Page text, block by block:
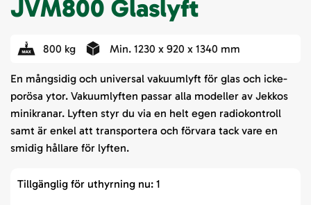
JVM800 Glaslyft
800 kg Min. 1230 x 920 x 1340 mm
En mångsidig och universal vakuumlyft för glas och icke-
porösa ytor. Vakuumlyften passar alla modeller av Jekkos
minikranar. Lyften styr du via en helt egen radiokontroll
samt är enkel att transportera och förvara tack vare en
smidig hållare för lyften.
Tillgänglig för uthyrning nu: 1